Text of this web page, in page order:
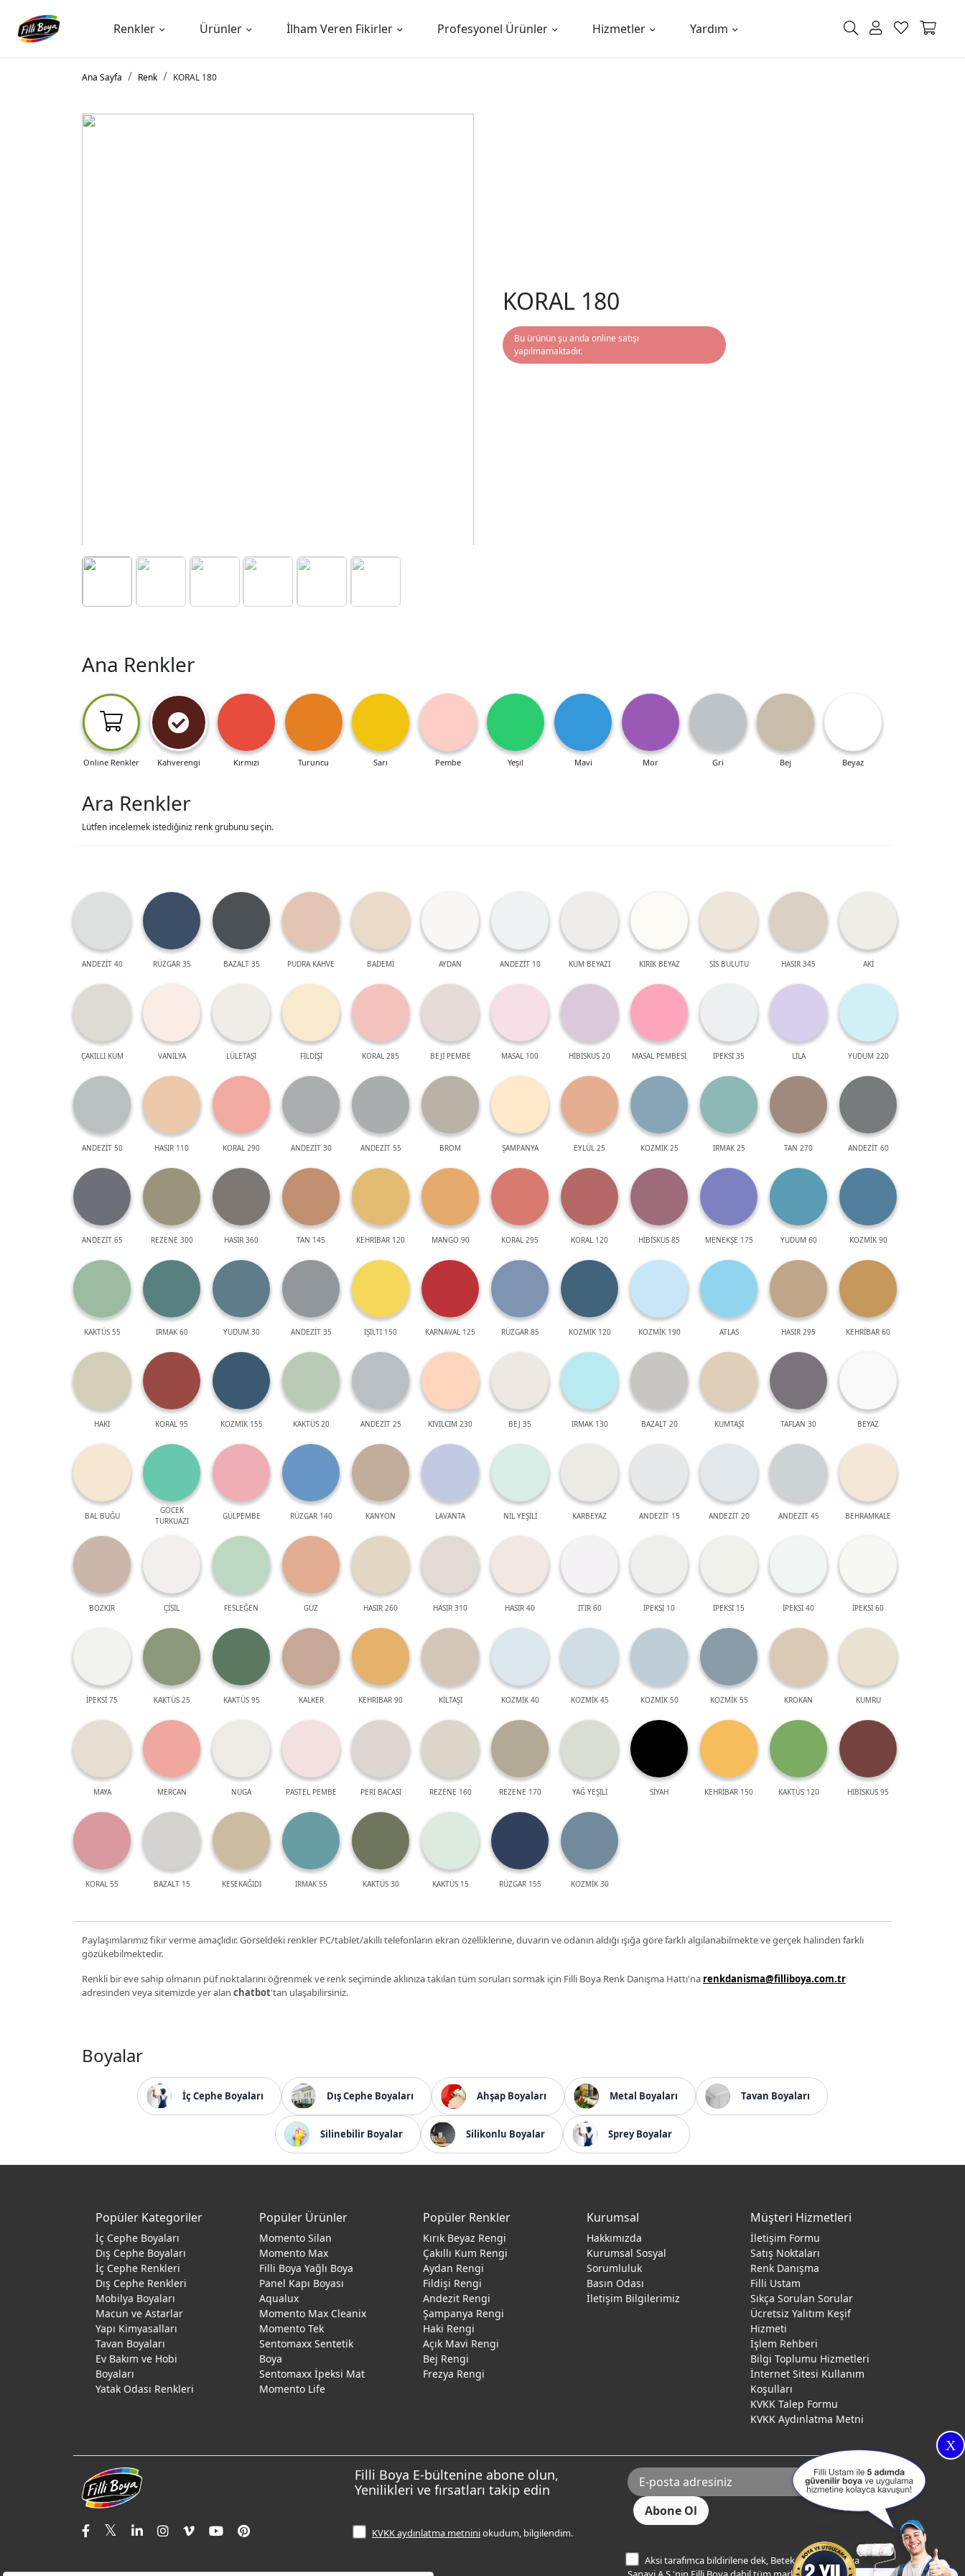
Renkler Ürünler İlham Veren Fikirler Profesyonel Ürünler Hizmetler Yardım
Ana Sayfa Renk KORAL 180
KORAL 180
Bu ürünün şu anda online satışı
yapılmamaktadır.
Ana Renkler
Online Renkler Kahverengi Kırmızı Turuncu Sarı Pembe Yeşil Mavi Mor Gri Bej Beyaz
Ara Renkler
Lütfen incelemek istediğiniz renk grubunu seçin.
ANDEZİT 40 RÜZGAR 35 BAZALT 35 PUDRA KAHVE BADEMİ AYDAN ANDEZİT 10 KUM BEYAZI KIRIK BEYAZ SİS BULUTU HASIR 345 AKİ
ÇAKILLI KUM VANİLYA LÜLETAŞI FİLDİŞİ KORAL 285 BEJİ PEMBE MASAL 100 HİBİSKUS 20 MASAL PEMBESİ İPEKSİ 35 LİLA YUDUM 220
ANDEZİT 50 HASIR 110 KORAL 290 ANDEZİT 30 ANDEZİT 55 BROM ŞAMPANYA EYLÜL 25 KOZMİK 25 IRMAK 25 TAN 270 ANDEZİT 60
ANDEZİT 65 REZENE 300 HASIR 360 TAN 145 KEHRİBAR 120 MANGO 90 KORAL 295 KORAL 120 HİBİSKUS 85 MENEKŞE 175 YUDUM 60 KOZMİK 90
KAKTÜS 55 IRMAK 60 YUDUM 30 ANDEZİT 35 IŞILTI 150 KARNAVAL 125 RÜZGAR 85 KOZMİK 120 KOZMİK 190 ATLAS HASIR 295 KEHRİBAR 60
HAKİ KORAL 95 KOZMİK 155 KAKTÜS 20 ANDEZİT 25 KIVILCIM 230 BEJ 35 IRMAK 130 BAZALT 20 KUMTAŞI TAFLAN 30 BEYAZ
BAL BUĞU
GÖCEK
TURKUAZI
GÜLPEMBE RÜZGAR 140 KANYON LAVANTA NİL YEŞİLİ KARBEYAZ ANDEZİT 15 ANDEZİT 20 ANDEZİT 45 BEHRAMKALE
BOZKIR ÇİSİL FESLEĞEN GÜZ HASIR 260 HASIR 310 HASIR 40 ITIR 60 İPEKSİ 10 İPEKSİ 15 İPEKSİ 40 İPEKSİ 60
İPEKSİ 75 KAKTÜS 25 KAKTÜS 95 KALKER KEHRİBAR 90 KİLTAŞI KOZMİK 40 KOZMİK 45 KOZMİK 50 KOZMİK 55 KROKAN KUMRU
MAYA MERCAN NUGA PASTEL PEMBE PERİ BACASI REZENE 160 REZENE 170 YAĞ YEŞİLİ SİYAH KEHRİBAR 150 KAKTÜS 120 HİBİSKUS 95
KORAL 55 BAZALT 15 KESEKAĞIDI IRMAK 55 KAKTÜS 30 KAKTÜS 15 RÜZGAR 155 KOZMİK 30
Paylaşımlarımız fikir verme amaçlıdır. Görseldeki renkler PC/tablet/akıllı telefonların ekran özelliklerine, duvarın ve odanın aldığı ışığa göre farklı algılanabilmekte ve gerçek halinden farklı
gözükebilmektedir.
Renkli bir eve sahip olmanın püf noktalarını öğrenmek ve renk seçiminde aklınıza takılan tüm soruları sormak için Filli Boya Renk Danışma Hattı'na renkdanisma@filliboya.com.tr
adresinden veya sitemizde yer alan chatbot'tan ulaşabilirsiniz.
Boyalar
İç Cephe Boyaları Dış Cephe Boyaları Ahşap Boyaları Metal Boyaları Tavan Boyaları
Silinebilir Boyalar Silikonlu Boyalar Sprey Boyalar
X
Popüler Kategoriler
İç Cephe Boyaları
Dış Cephe Boyaları
İç Cephe Renkleri
Dış Cephe Renkleri
Mobilya Boyaları
Macun ve Astarlar
Yapı Kimyasalları
Tavan Boyaları
Ev Bakım ve Hobi
Boyaları
Yatak Odası Renkleri
Popüler Ürünler
Momento Silan
Momento Max
Filli Boya Yağlı Boya
Panel Kapı Boyası
Aqualux
Momento Max Cleanix
Momento Tek
Sentomaxx Sentetik
Boya
Sentomaxx İpeksi Mat
Momento Life
Popüler Renkler
Kırık Beyaz Rengi
Çakıllı Kum Rengi
Aydan Rengi
Fildişi Rengi
Andezit Rengi
Şampanya Rengi
Haki Rengi
Açık Mavi Rengi
Bej Rengi
Frezya Rengi
Kurumsal
Hakkımızda
Kurumsal Sosyal
Sorumluluk
Basın Odası
İletişim Bilgilerimiz
Müşteri Hizmetleri
İletişim Formu
Satış Noktaları
Renk Danışma
Filli Ustam
Sıkça Sorulan Sorular
Ücretsiz Yalıtım Keşif
Hizmeti
İşlem Rehberi
Bilgi Toplumu Hizmetleri
İnternet Sitesi Kullanım
Koşulları
KVKK Talep Formu
KVKK Aydınlatma Metni
Filli Boya E-bültenine abone olun,
Yenilikleri ve fırsatları takip edin
KVKK aydınlatma metniniokudum, bilgilendim.
Aksi tarafımca bildirilene dek, Betek Boya ve Kimya